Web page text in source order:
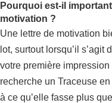
Pourquoi est-il
motivation ?
Une lettre de motivation
lot, surtout lorsqu’il s’agit
votre première
recherche un Traceuse
à ce qu’elle fasse plus